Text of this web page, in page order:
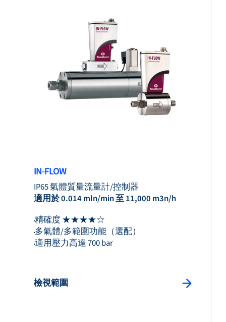
IN-FLOW
IP65 氣體質量流量計/控制器
適用於 0.014 mln/min 至 11,000 m3n/h
精確度 ★★★★☆
多氣體/多範圍功能（選配）
適用壓力高達 700 bar
檢視範圍